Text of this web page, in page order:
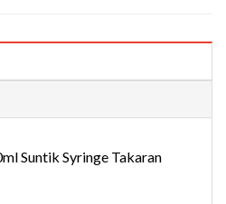
Suntik Syringe Takaran